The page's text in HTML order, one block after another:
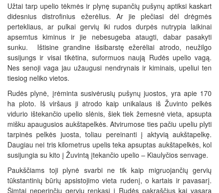
Užtai tarp upelio tėkmės ir plynę supančių pušynų aptiksi kaskart
didesnius distrofinius ežerėlius. Ar jie plečiasi dėl drėgmės
pertekliaus, ar pulkai gervių iki rudos durpės nutrypia laikinai
apsemtus kiminus ir jie nebesugeba ataugti, dabar pasakyti
sunku. Ištisine grandine išsibarstę ežerėliai atrodo, neužilgo
susijungs ir visai tikėtina, suformuos naują Rudės upelio vagą.
Nes senoji vaga jau užaugusi nendrynais ir kiminais, upeliui ten
tiesiog neliko vietos.
Rudės plynė, įrėminta susivėrusių pušynų juostos, yra apie 170
ha ploto. Iš viršaus ji atrodo kaip unikalaus iš Žuvinto pelkės
vidurio ištekančio upelio slėnis, šiek tiek žemesnė vieta, apsupta
mišku apaugusios aukštapelkės. Atvirumose ties pačiu upeliu plyti
tarpinės pelkės juosta, toliau pereinanti į aktyvią aukštapelkę.
Daugiau nei tris kilometrus upelis teka apsuptas aukštapelkės, kol
susijungia su kito į Žuvintą įtekančio upelio – Kiaulyčios senvage.
Paukščiams toji plynė svarbi ne tik kaip migruojančių gervių
tūkstantinių būrių apsistojimo vieta rudenį, o kartais ir pavasarį.
Šimtai neperinčių gervių renkasi į Rudės pakraščius kai vasarą